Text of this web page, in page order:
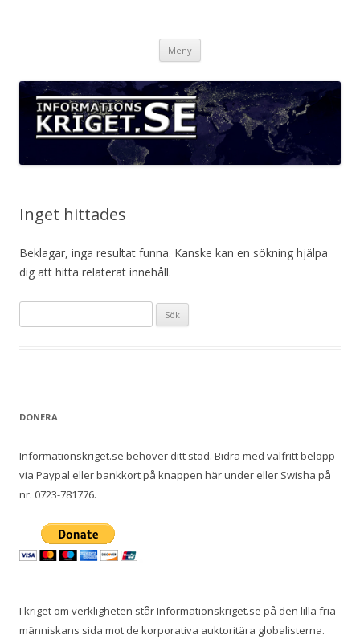
Meny
Inget hittades
Beklagar, inga resultat funna. Kanske kan en sökning hjälpa
dig att hitta relaterat innehåll.
ö
DONERA
Informationskriget.se behöver ditt stöd. Bidra med valfritt belopp
via Paypal eller bankkort på knappen här under eller Swisha på
nr. 0723-781776.
I kriget om verkligheten står Informationskriget.se på den lilla fria
människans sida mot de korporativa auktoritära globalisterna.